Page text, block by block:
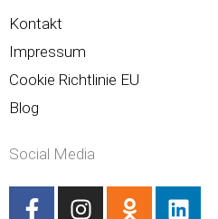
Kontakt
Impressum
Cookie Richtlinie EU
Blog
Social Media
F
I
O
L